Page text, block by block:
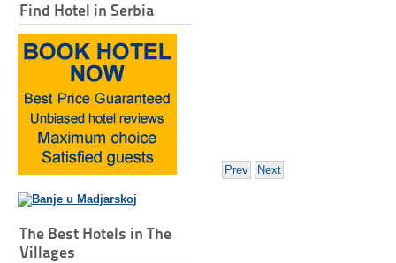
Find Hotel in Serbia
The Best Hotels in The
Villages
Prev Next